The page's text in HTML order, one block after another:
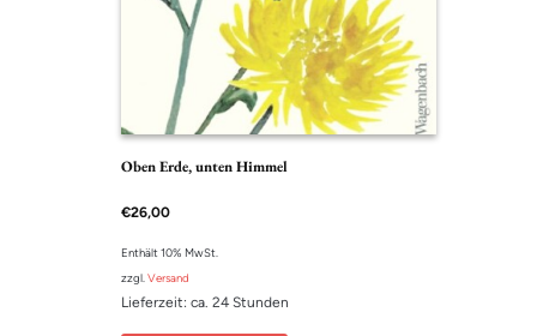
Oben Erde, unten Himmel
€26,00
Enthält 10% MwSt.
zzgl. Versand
Lieferzeit: ca. 24 Stunden